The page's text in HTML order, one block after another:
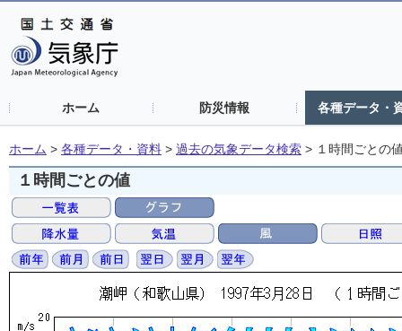
ホーム 防災情報 各種データ・
ホーム > 各種データ・資料 > 過去の気象データ検索 > １時間ごとの
１時間ごとの値